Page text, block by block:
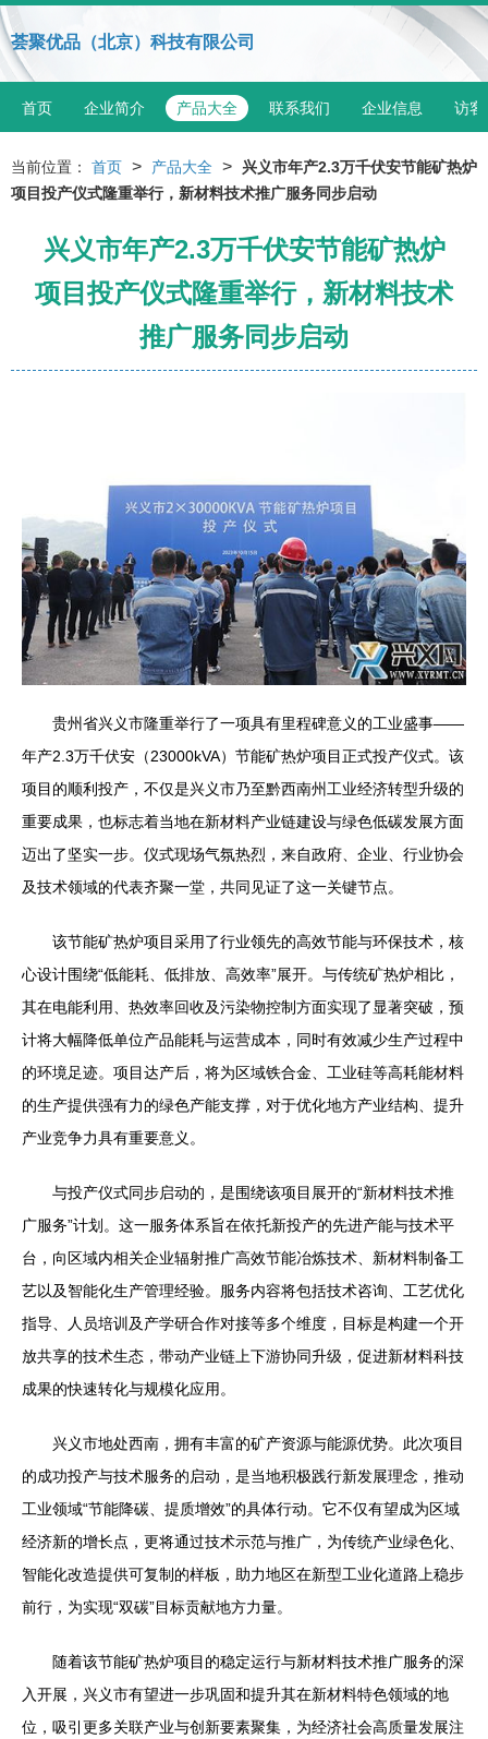
荟聚优品（北京）科技有限公司
首页 企业简介 产品大全 联系我们 企业信息 访客
当前位置： 首页 > 产品大全 >
兴义市年产2.3万千伏安节能矿热炉
项目投产仪式隆重举行，新材料技术推广服务同步启动
兴义市年产2.3万千伏安节能矿热炉
项目投产仪式隆重举行，新材料技术
推广服务同步启动
贵州省兴义市隆重举行了一项具有里程碑意义的工业盛事——
年产2.3万千伏安（23000kVA）节能矿热炉项目正式投产仪式。该
项目的顺利投产，不仅是兴义市乃至黔西南州工业经济转型升级的
重要成果，也标志着当地在新材料产业链建设与绿色低碳发展方面
迈出了坚实一步。仪式现场气氛热烈，来自政府、企业、行业协会
及技术领域的代表齐聚一堂，共同见证了这一关键节点。
该节能矿热炉项目采用了行业领先的高效节能与环保技术，核
心设计围绕“低能耗、低排放、高效率”展开。与传统矿热炉相比，
其在电能利用、热效率回收及污染物控制方面实现了显著突破，预
计将大幅降低单位产品能耗与运营成本，同时有效减少生产过程中
的环境足迹。项目达产后，将为区域铁合金、工业硅等高耗能材料
的生产提供强有力的绿色产能支撑，对于优化地方产业结构、提升
产业竞争力具有重要意义。
与投产仪式同步启动的，是围绕该项目展开的“新材料技术推
广服务”计划。这一服务体系旨在依托新投产的先进产能与技术平
台，向区域内相关企业辐射推广高效节能冶炼技术、新材料制备工
艺以及智能化生产管理经验。服务内容将包括技术咨询、工艺优化
指导、人员培训及产学研合作对接等多个维度，目标是构建一个开
放共享的技术生态，带动产业链上下游协同升级，促进新材料科技
成果的快速转化与规模化应用。
兴义市地处西南，拥有丰富的矿产资源与能源优势。此次项目
的成功投产与技术服务的启动，是当地积极践行新发展理念，推动
工业领域“节能降碳、提质增效”的具体行动。它不仅有望成为区域
经济新的增长点，更将通过技术示范与推广，为传统产业绿色化、
智能化改造提供可复制的样板，助力地区在新型工业化道路上稳步
前行，为实现“双碳”目标贡献地方力量。
随着该节能矿热炉项目的稳定运行与新材料技术推广服务的深
入开展，兴义市有望进一步巩固和提升其在新材料特色领域的地
位，吸引更多关联产业与创新要素聚集，为经济社会高质量发展注